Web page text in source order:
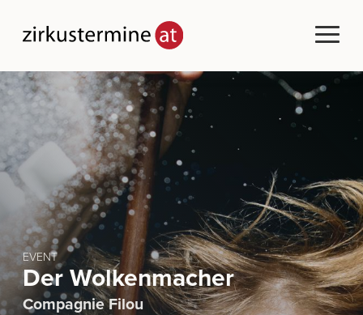
EVENT
Der Wolkenmacher
Compagnie Filou